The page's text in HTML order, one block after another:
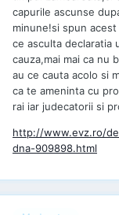
capurile ascunse
minune!si spun
ce asculta declaratia
cauza,mai mai ca nu
au ce cauta acolo si
ca te ameninta cu
rai iar judecatorii si
http://www.evz.ro/
dna-909898.html